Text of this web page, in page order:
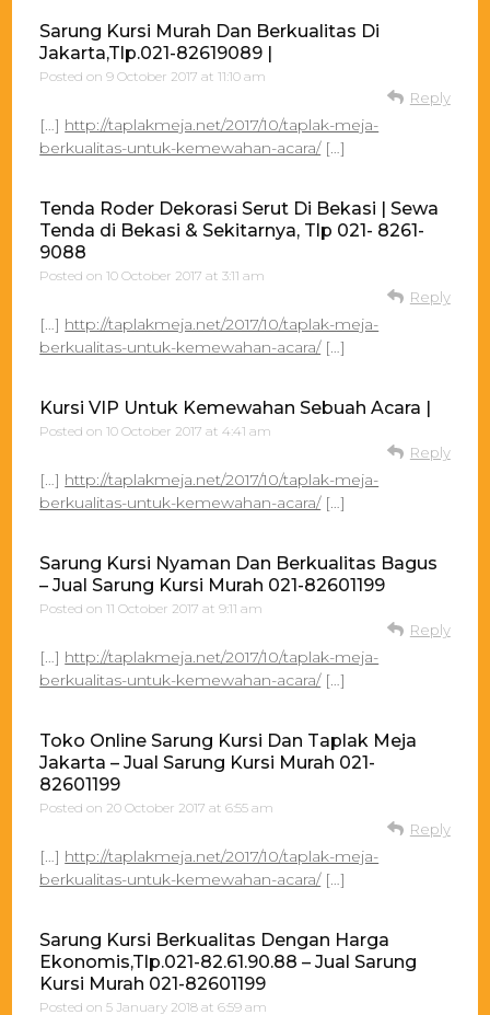
Sarung Kursi Murah Dan Berkualitas Di
Jakarta,Tlp.021-82619089 |
Posted on9 October 2017 at 11:10 am
Reply
[…] http://taplakmeja.net/2017/10/taplak-meja-
berkualitas-untuk-kemewahan-acara/[…]
Tenda Roder Dekorasi Serut Di Bekasi | Sewa
Tenda di Bekasi & Sekitarnya, Tlp 021- 8261-
9088
Posted on10 October 2017 at 3:11 am
Reply
[…] http://taplakmeja.net/2017/10/taplak-meja-
berkualitas-untuk-kemewahan-acara/[…]
Kursi VIP Untuk Kemewahan Sebuah Acara |
Posted on10 October 2017 at 4:41 am
Reply
[…] http://taplakmeja.net/2017/10/taplak-meja-
berkualitas-untuk-kemewahan-acara/[…]
Sarung Kursi Nyaman Dan Berkualitas Bagus
– Jual Sarung Kursi Murah 021-82601199
Posted on11 October 2017 at 9:11 am
Reply
[…] http://taplakmeja.net/2017/10/taplak-meja-
berkualitas-untuk-kemewahan-acara/[…]
Toko Online Sarung Kursi Dan Taplak Meja
Jakarta – Jual Sarung Kursi Murah 021-
82601199
Posted on 20 October 2017 at 6:55 am
Reply
[…] http://taplakmeja.net/2017/10/taplak-meja-
berkualitas-untuk-kemewahan-acara/[…]
Sarung Kursi Berkualitas Dengan Harga
Ekonomis,Tlp.021-82.61.90.88 – Jual Sarung
Kursi Murah 021-82601199
Posted on5 January 2018 at 6:59 am